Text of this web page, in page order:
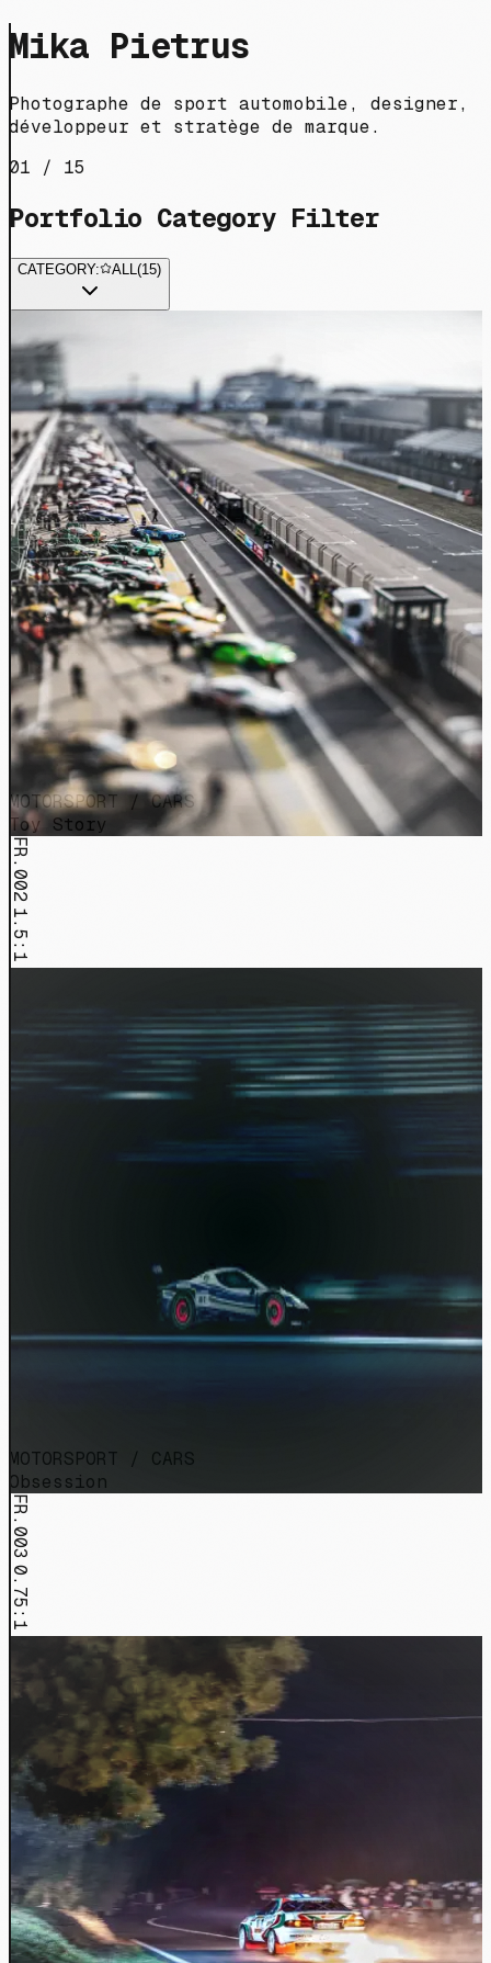
Mika Pietrus
Photographe de sport automobile, designer,
développeur et stratège de marque.
01 / 15
Portfolio Category Filter
CATEGORY: ALL (15)
MOTORSPORT / CARS
Toy Story
FR.002
1.5:1
MOTORSPORT / CARS
Obsession
FR.003
0.75:1